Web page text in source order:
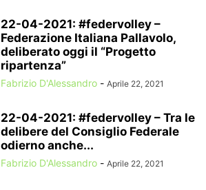
22-04-2021: #federvolley –
Federazione Italiana Pallavolo,
deliberato oggi il “Progetto
ripartenza”
Fabrizio D'Alessandro - Aprile 22, 2021
22-04-2021: #federvolley – Tra le
delibere del Consiglio Federale
odierno anche...
Fabrizio D'Alessandro - Aprile 22, 2021